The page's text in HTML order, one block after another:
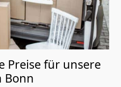
Preise für unsere
Bonn